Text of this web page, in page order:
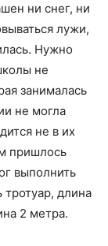
ни снег, ни
лужи,
Нужно
не
занималась
не могла
не в их
пришлось
выполнить
длина
2 метра.